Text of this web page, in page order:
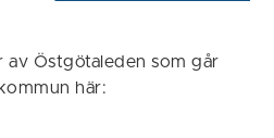
av Östgötaleden som går
här: